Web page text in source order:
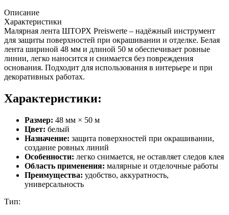
Описание
Характеристики
Малярная лента ШТОРХ Preiswerte – надёжный инструмент
для защиты поверхностей при окрашивании и отделке. Белая
лента шириной 48 мм и длиной 50 м обеспечивает ровные
линии, легко наносится и снимается без повреждения
основания. Подходит для использования в интерьере и при
декоративных работах.
Характеристики:
Размер: 48 мм × 50 м
Цвет: белый
Назначение: защита поверхностей при окрашивании,
создание ровных линий
Особенности: легко снимается, не оставляет следов клея
Область применения: малярные и отделочные работы
Преимущества: удобство, аккуратность,
универсальность
Тип: